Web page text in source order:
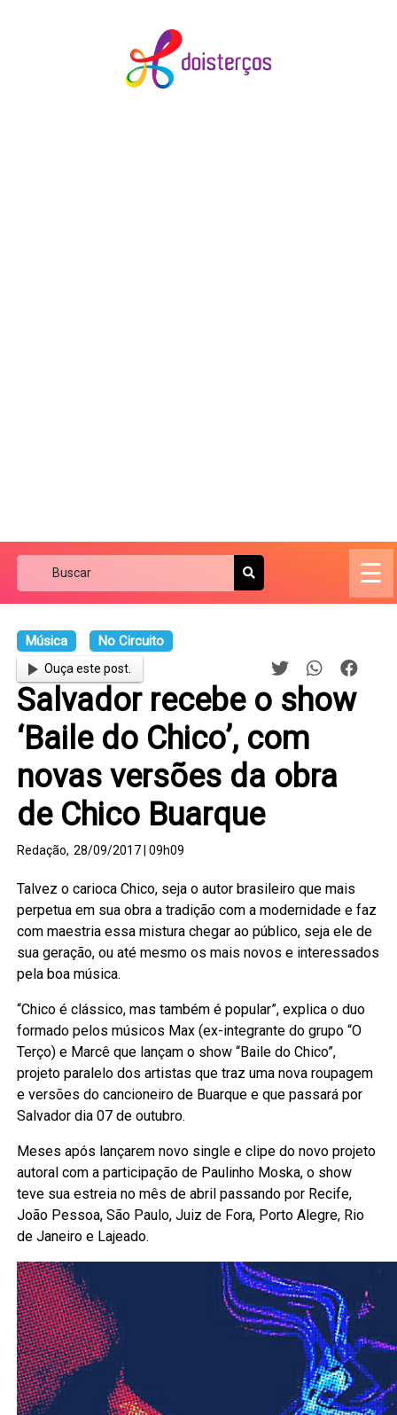
☰
Música No Circuito
Ouça este post.
Salvador recebe o show
‘Baile do Chico’, com
novas versões da obra
de Chico Buarque
Redação, 28/09/2017 | 09h09
Talvez o carioca Chico, seja o autor brasileiro que mais
perpetua em sua obra a tradição com a modernidade e faz
com maestria essa mistura chegar ao público, seja ele de
sua geração, ou até mesmo os mais novos e interessados
pela boa música.
“Chico é clássico, mas também é popular”, explica o duo
formado pelos músicos Max (ex-integrante do grupo “O
Terço) e Marcê que lançam o show “Baile do Chico”,
projeto paralelo dos artistas que traz uma nova roupagem
e versões do cancioneiro de Buarque e que passará por
Salvador dia 07 de outubro.
Meses após lançarem novo single e clipe do novo projeto
autoral com a participação de Paulinho Moska, o show
teve sua estreia no mês de abril passando por Recife,
João Pessoa, São Paulo, Juiz de Fora, Porto Alegre, Rio
de Janeiro e Lajeado.